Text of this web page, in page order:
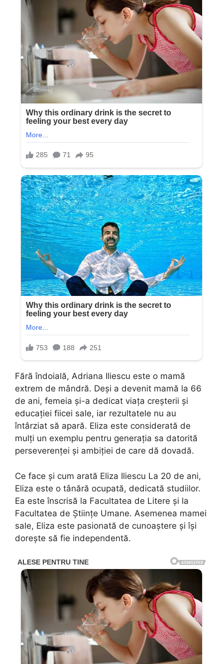
Fără îndoială, Adriana Iliescu este o mamă
extrem de mândră. Deși a devenit mamă la 66
de ani, femeia și-a dedicat viața creșterii și
educației fiicei sale, iar rezultatele nu au
întârziat să apară. Eliza este considerată de
mulți un exemplu pentru generația sa datorită
perseverenței și ambiției de care dă dovadă.
Ce face și cum arată Eliza Iliescu La 20 de ani,
Eliza este o tânără ocupată, dedicată studiilor.
Ea este înscrisă la Facultatea de Litere și la
Facultatea de Științe Umane. Asemenea mamei
sale, Eliza este pasionată de cunoaștere și își
dorește să fie independentă.